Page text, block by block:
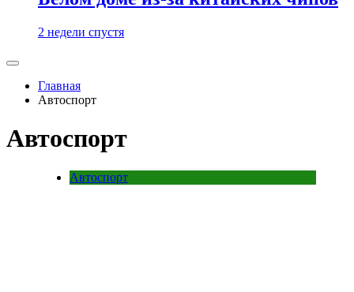
2 недели спустя
Главная
Автоспорт
Автоспорт
Автоспорт